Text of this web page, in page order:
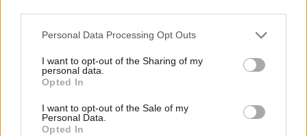
Personal Data Processing Opt Outs
I want to opt-out of the Sharing of my
personal data.
Opted In
I want to opt-out of the Sale of my
Personal Data.
Opted In
08:18
08:12
Τροχαίο στην Αθηνών–Σουνίου: Πώς έγινε η σύγκρουση
με τη μηχανή της «ΔΙΑΣ» – Δύο αστυνομικοί τραυματίες
08:05
Πινακίδες κυκλοφορίας: Πώς θα μπει τέλος στις